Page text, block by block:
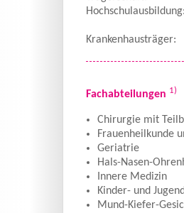
Hochschulausbildung:
Krankenhausträger:
Fachabteilungen 1)
Chirurgie mit
Frauenheilkunde
Geriatrie
Hals-Nasen-
Innere Medizin
Kinder- und
Mund-Kiefer-